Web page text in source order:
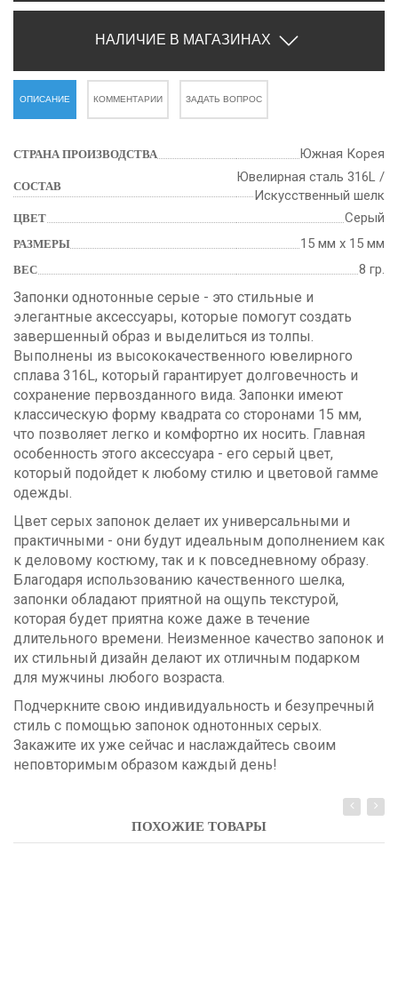
НАЛИЧИЕ В МАГАЗИНАХ
ОПИСАНИЕ КОММЕНТАРИИ ЗАДАТЬ ВОПРОС
СТРАНА ПРОИЗВОДСТВА Южная Корея
СОСТАВ
Ювелирная сталь 316L /
Искусственный шелк
ЦВЕТ Серый
РАЗМЕРЫ 15 мм х 15 мм
ВЕС 8 гр.
Запонки однотонные серые - это стильные и
элегантные аксессуары, которые помогут создать
завершенный образ и выделиться из толпы.
Выполнены из высококачественного ювелирного
сплава 316L, который гарантирует долговечность и
сохранение первозданного вида. Запонки имеют
классическую форму квадрата со сторонами 15 мм,
что позволяет легко и комфортно их носить. Главная
особенность этого аксессуара - его серый цвет,
который подойдет к любому стилю и цветовой гамме
одежды.
Цвет серых запонок делает их универсальными и
практичными - они будут идеальным дополнением как
к деловому костюму, так и к повседневному образу.
Благодаря использованию качественного шелка,
запонки обладают приятной на ощупь текстурой,
которая будет приятна коже даже в течение
длительного времени. Неизменное качество запонок и
их стильный дизайн делают их отличным подарком
для мужчины любого возраста.
Подчеркните свою индивидуальность и безупречный
стиль с помощью запонок однотонных серых.
Закажите их уже сейчас и наслаждайтесь своим
неповторимым образом каждый день!
ПОХОЖИЕ ТОВАРЫ